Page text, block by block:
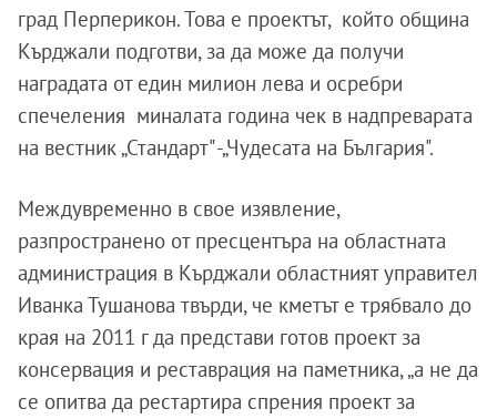
град Перперикон. Това е проектът, който община
Кърджали подготви, за да може да получи
наградата от един милион лева и осребри
спечеления миналата година чек в надпреварата
на вестник „Стандарт" -„Чудесата на България".
Междувременно в свое изявление,
разпространено от пресцентъра на областната
администрация в Кърджали областният управител
Иванка Тушанова твърди, че кметът е трябвало до
края на 2011 г да представи готов проект за
консервация и реставрация на паметника, „а не да
се опитва да рестартира спрения проект за